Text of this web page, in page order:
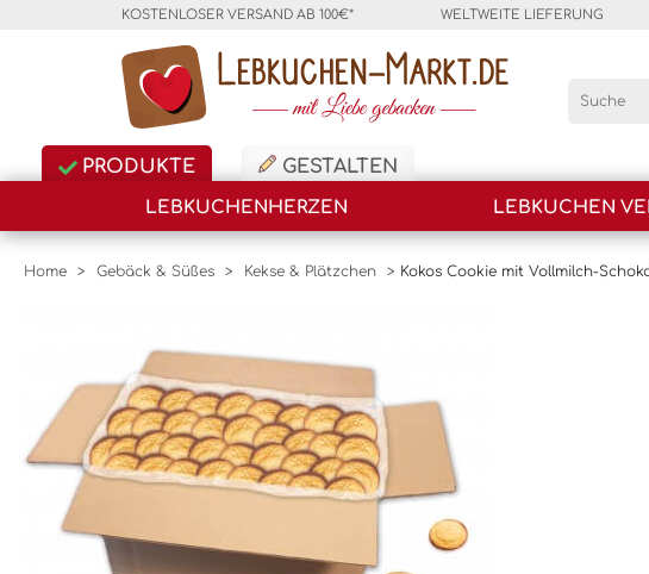
KOSTENLOSER VERSAND AB 100€* WELTWEITE LIEFERUNG
PRODUKTE GESTALTEN
LEBKUCHENHERZEN LEBKUCHEN
Home > Gebäck & Süßes > Kekse & Plätzchen > Kokos Cookie mit Vollmilch-